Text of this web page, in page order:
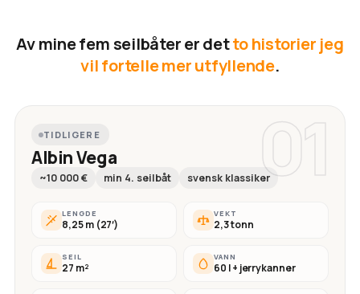
Av mine fem seilbåter er detto historier jeg
vil fortelle mer utfyllende.
01
TIDLIGERE
Albin Vega
~10 000 € min 4. seilbåt svensk klassiker
LENGDE
8,25 m (27′)
VEKT
2,3 tonn
SEIL
27 m²
VANN
60 l + jerrykanner